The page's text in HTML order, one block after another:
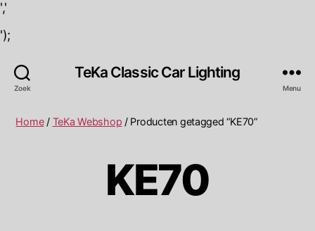
','
');
Zoek
TeKa Classic Car Lighting
Menu
Home/ TeKa Webshop / Producten getagged “KE70”
KE70